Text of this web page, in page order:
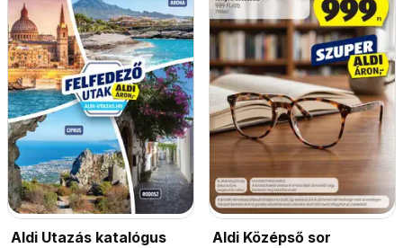
Aldi Utazás katalógus
Aldi Középső sor